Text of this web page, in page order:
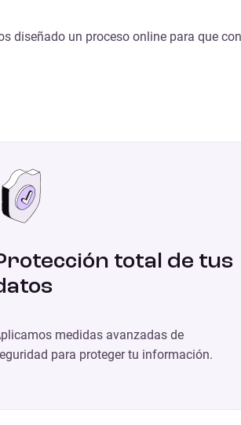
diseñado un proceso online para que
total de tus
medidas avanzadas de
para proteger tu información.